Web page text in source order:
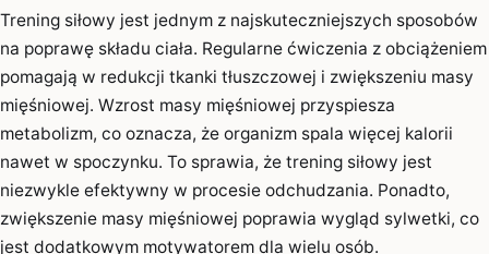
Trening siłowy jest jednym z najskuteczniejszych sposobów
na poprawę składu ciała. Regularne ćwiczenia z obciążeniem
pomagają w redukcji tkanki tłuszczowej i zwiększeniu masy
mięśniowej. Wzrost masy mięśniowej przyspiesza
metabolizm, co oznacza, że organizm spala więcej kalorii
nawet w spoczynku. To sprawia, że trening siłowy jest
niezwykle efektywny w procesie odchudzania. Ponadto,
zwiększenie masy mięśniowej poprawia wygląd sylwetki, co
jest dodatkowym motywatorem dla wielu osób.